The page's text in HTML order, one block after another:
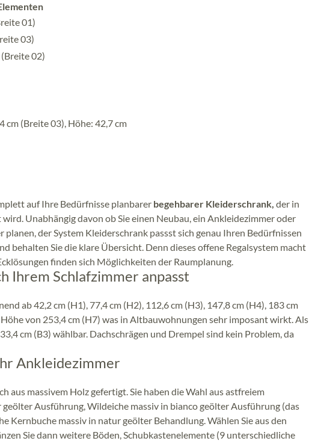
01)
03)
02)
cm (Breite 03), Höhe: 42,7 cm
auf Ihre Bedürfnisse planbarer begehbarer Kleiderschrank, der in
Unabhängig davon ob Sie einen Neubau, ein Ankleidezimmer oder
der System Kleiderschrank passst sich genau Ihren Bedürfnissen
behalten Sie die klare Übersicht. Denn dieses offene Regalsystem macht
finden sich Möglichkeiten der Raumplanung.
Ihrem Schlafzimmer anpasst
ab 42,2 cm (H1), 77,4 cm (H2), 112,6 cm (H3), 147,8 cm (H4), 183 cm
von 253,4 cm (H7) was in Altbauwohnungen sehr imposant wirkt. Als
cm (B3) wählbar. Dachschrägen und Drempel sind kein Problem, da
Ankleidezimmer
aus massivem Holz gefertigt. Sie haben die Wahl aus astfreiem
Ausführung, Wildeiche massiv in bianco geölter Ausführung (das
massiv in natur geölter Behandlung. Wählen Sie aus den
Sie dann weitere Böden, Schubkastenelemente (9 unterschiedliche